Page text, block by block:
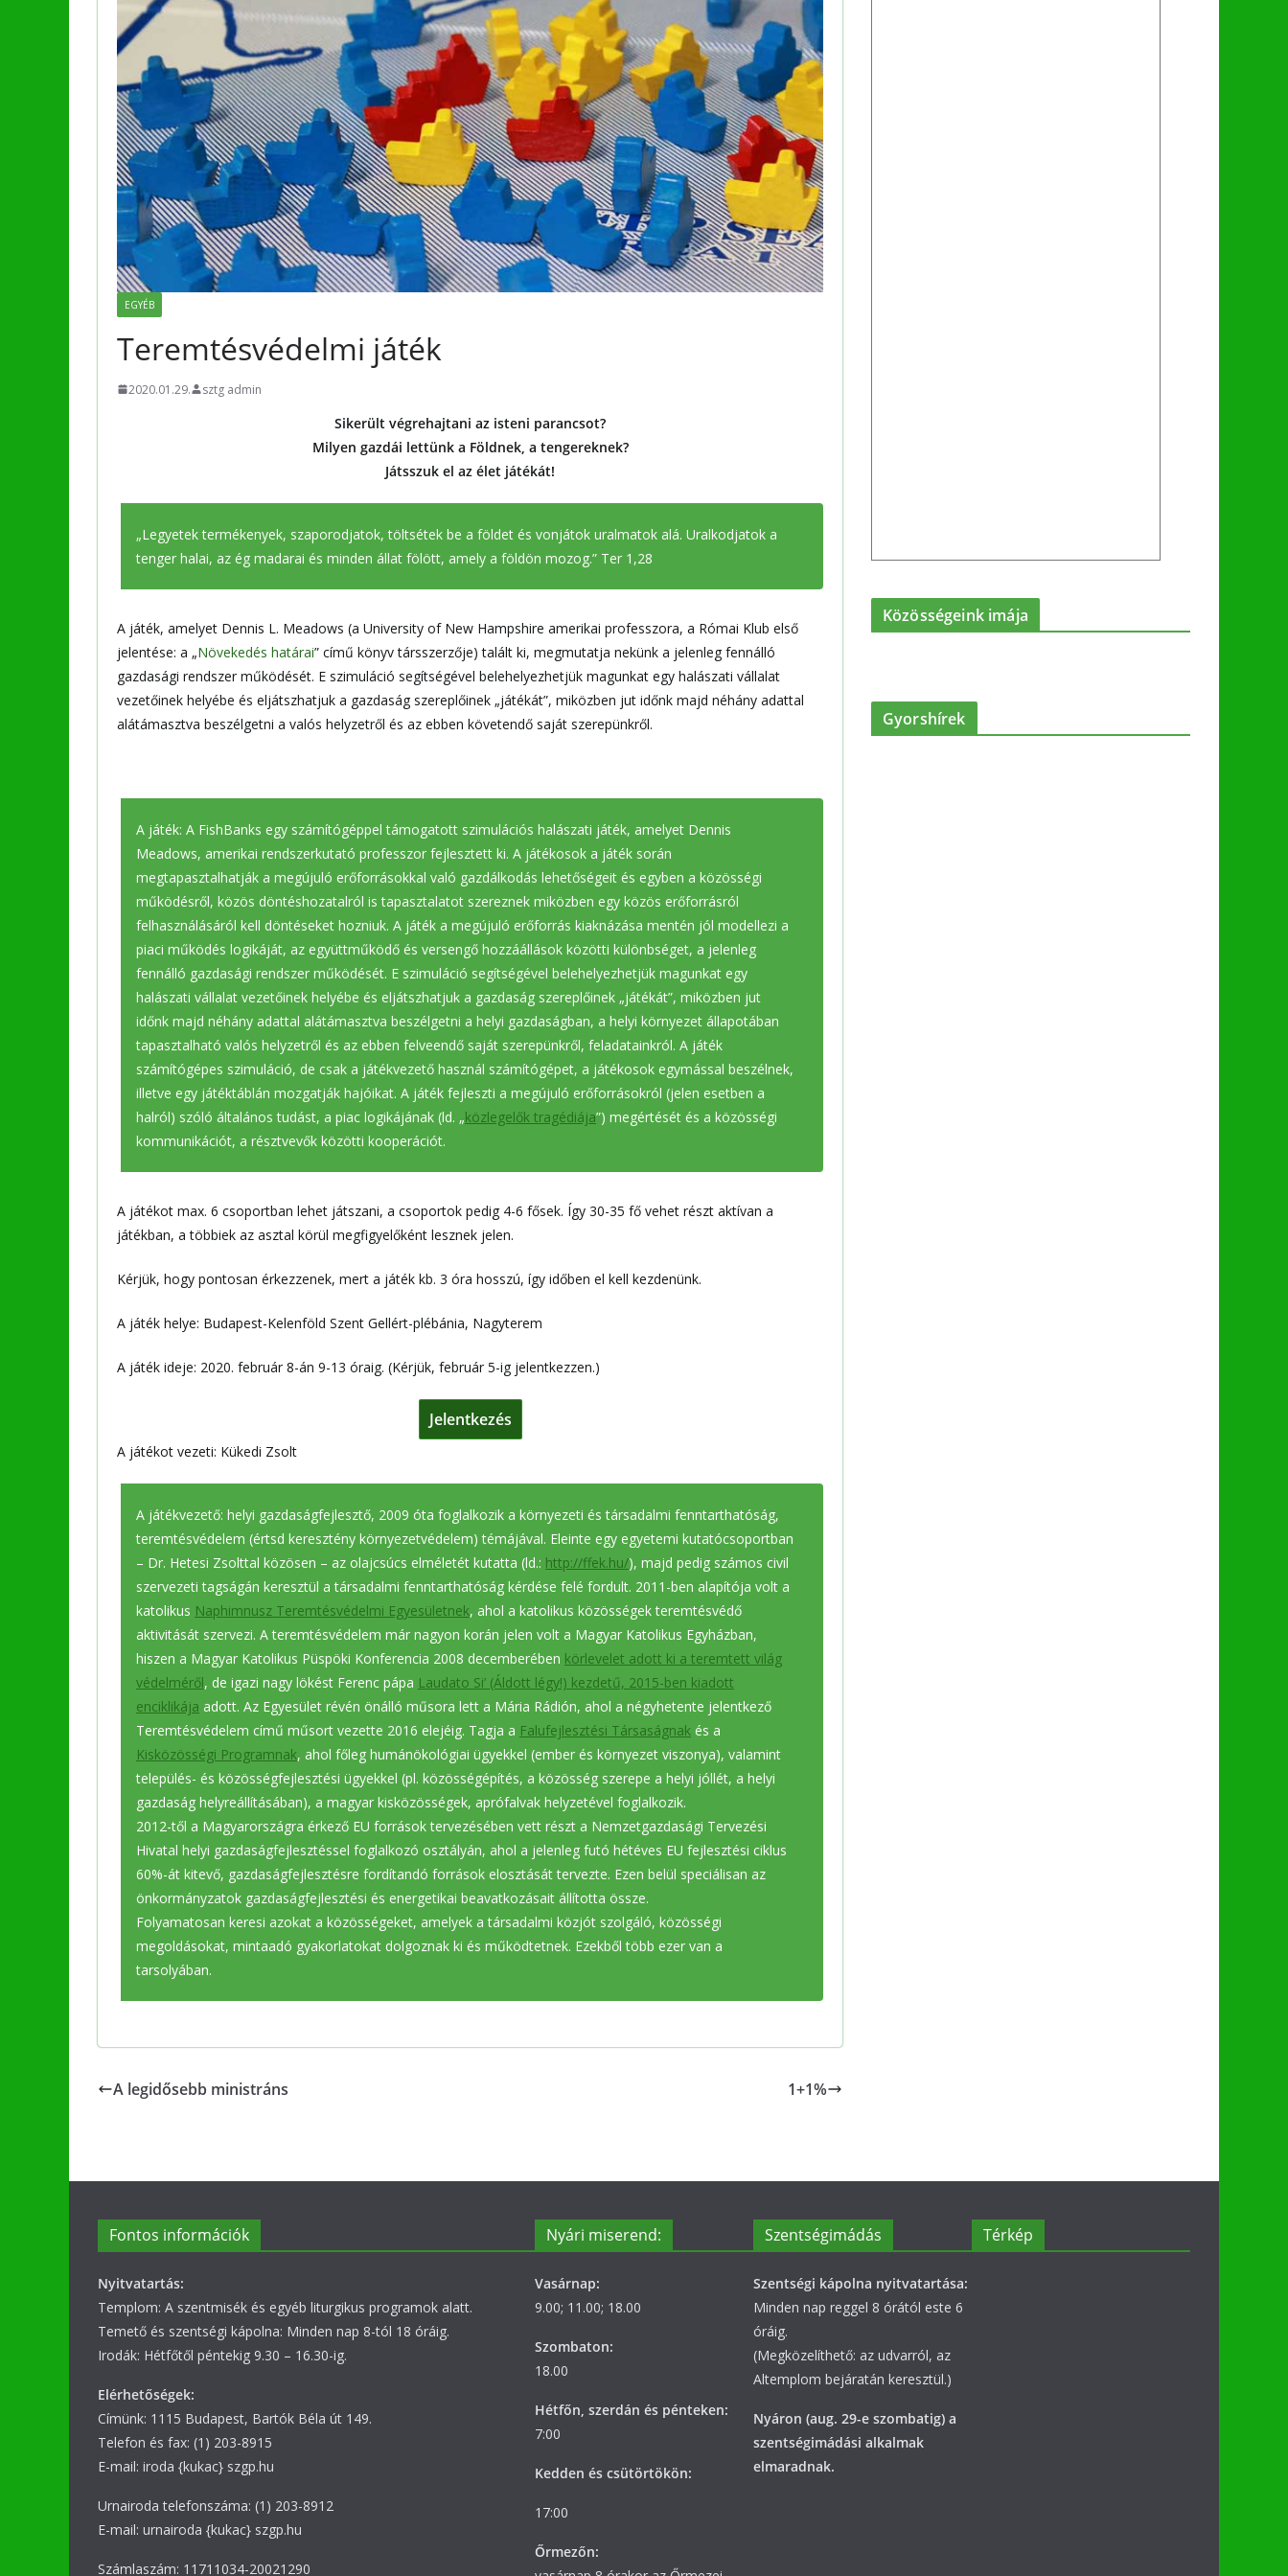
EGYÉB
Teremtésvédelmi játék
2020.01.29. sztg admin
Sikerült végrehajtani az isteni parancsot?
Milyen gazdái lettünk a Földnek, a tengereknek?
Játsszuk el az élet játékát!
„Legyetek termékenyek, szaporodjatok, töltsétek be a földet és vonjátok uralmatok alá. Uralkodjatok a
tenger halai, az ég madarai és minden állat fölött, amely a földön mozog.” Ter 1,28
A játék, amelyet Dennis L. Meadows (a University of New Hampshire amerikai professzora, a Római Klub első
jelentése: a „Növekedés határai” című könyv társszerzője) talált ki, megmutatja nekünk a jelenleg fennálló
gazdasági rendszer működését. E szimuláció segítségével belehelyezhetjük magunkat egy halászati vállalat
vezetőinek helyébe és eljátszhatjuk a gazdaság szereplőinek „játékát”, miközben jut időnk majd néhány adattal
alátámasztva beszélgetni a valós helyzetről és az ebben követendő saját szerepünkről.
A játék: A FishBanks egy számítógéppel támogatott szimulációs halászati játék, amelyet Dennis
Meadows, amerikai rendszerkutató professzor fejlesztett ki. A játékosok a játék során
megtapasztalhatják a megújuló erőforrásokkal való gazdálkodás lehetőségeit és egyben a közösségi
működésről, közös döntéshozatalról is tapasztalatot szereznek miközben egy közös erőforrásról
felhasználásáról kell döntéseket hozniuk. A játék a megújuló erőforrás kiaknázása mentén jól modellezi a
piaci működés logikáját, az együttműködő és versengő hozzáállások közötti különbséget, a jelenleg
fennálló gazdasági rendszer működését. E szimuláció segítségével belehelyezhetjük magunkat egy
halászati vállalat vezetőinek helyébe és eljátszhatjuk a gazdaság szereplőinek „játékát”, miközben jut
időnk majd néhány adattal alátámasztva beszélgetni a helyi gazdaságban, a helyi környezet állapotában
tapasztalható valós helyzetről és az ebben felveendő saját szerepünkről, feladatainkról. A játék
számítógépes szimuláció, de csak a játékvezető használ számítógépet, a játékosok egymással beszélnek,
illetve egy játéktáblán mozgatják hajóikat. A játék fejleszti a megújuló erőforrásokról (jelen esetben a
halról) szóló általános tudást, a piac logikájának (ld. „közlegelők tragédiája”) megértését és a közösségi
kommunikációt, a résztvevők közötti kooperációt.
A játékot max. 6 csoportban lehet játszani, a csoportok pedig 4-6 fősek. Így 30-35 fő vehet részt aktívan a
játékban, a többiek az asztal körül megfigyelőként lesznek jelen.
Kérjük, hogy pontosan érkezzenek, mert a játék kb. 3 óra hosszú, így időben el kell kezdenünk.
A játék helye: Budapest-Kelenföld Szent Gellért-plébánia, Nagyterem
A játék ideje: 2020. február 8-án 9-13 óraig. (Kérjük, február 5-ig jelentkezzen.)
Jelentkezés
A játékot vezeti: Kükedi Zsolt
A játékvezető: helyi gazdaságfejlesztő, 2009 óta foglalkozik a környezeti és társadalmi fenntarthatóság,
teremtésvédelem (értsd keresztény környezetvédelem) témájával. Eleinte egy egyetemi kutatócsoportban
– Dr. Hetesi Zsolttal közösen – az olajcsúcs elméletét kutatta (ld.: http://ffek.hu/), majd pedig számos civil
szervezeti tagságán keresztül a társadalmi fenntarthatóság kérdése felé fordult. 2011-ben alapítója volt a
katolikus Naphimnusz Teremtésvédelmi Egyesületnek, ahol a katolikus közösségek teremtésvédő
aktivitását szervezi. A teremtésvédelem már nagyon korán jelen volt a Magyar Katolikus Egyházban,
hiszen a Magyar Katolikus Püspöki Konferencia 2008 decemberében körlevelet adott ki a teremtett világ
védelméről, de igazi nagy lökést Ferenc pápa Laudato Si’ (Áldott légy!) kezdetű, 2015-ben kiadott
enciklikája adott. Az Egyesület révén önálló műsora lett a Mária Rádión, ahol a négyhetente jelentkező
Teremtésvédelem című műsort vezette 2016 elejéig. Tagja a Falufejlesztési Társaságnak és a
Kisközösségi Programnak, ahol főleg humánökológiai ügyekkel (ember és környezet viszonya), valamint
település- és közösségfejlesztési ügyekkel (pl. közösségépítés, a közösség szerepe a helyi jóllét, a helyi
gazdaság helyreállításában), a magyar kisközösségek, aprófalvak helyzetével foglalkozik.
2012-től a Magyarországra érkező EU források tervezésében vett részt a Nemzetgazdasági Tervezési
Hivatal helyi gazdaságfejlesztéssel foglalkozó osztályán, ahol a jelenleg futó hétéves EU fejlesztési ciklus
60%-át kitevő, gazdaságfejlesztésre fordítandó források elosztását tervezte. Ezen belül speciálisan az
önkormányzatok gazdaságfejlesztési és energetikai beavatkozásait állította össze.
Folyamatosan keresi azokat a közösségeket, amelyek a társadalmi közjót szolgáló, közösségi
megoldásokat, mintaadó gyakorlatokat dolgoznak ki és működtetnek. Ezekből több ezer van a
tarsolyában.
A legidősebb ministráns 1+1%
Közösségeink imája
Gyorshírek
Fontos információk
Nyitvatartás:
Templom: A szentmisék és egyéb liturgikus programok alatt.
Temető és szentségi kápolna: Minden nap 8-tól 18 óráig.
Irodák: Hétfőtől péntekig 9.30 – 16.30-ig.
Elérhetőségek:
Címünk: 1115 Budapest, Bartók Béla út 149.
Telefon és fax: (1) 203-8915
E-mail: iroda {kukac} szgp.hu
Urnairoda telefonszáma: (1) 203-8912
E-mail: urnairoda {kukac} szgp.hu
Számlaszám: 11711034-20021290
Nyári miserend:
Vasárnap:
9.00; 11.00; 18.00
Szombaton:
18.00
Hétfőn, szerdán és pénteken:
7:00
Kedden és csütörtökön:
17:00
Őrmezőn:
Szentségimádás
Szentségi kápolna nyitvatartása:
Minden nap reggel 8 órától este 6
óráig.
(Megközelíthető: az udvarról, az
Altemplom bejáratán keresztül.)
Nyáron (aug. 29-e szombatig) a
szentségimádási alkalmak
elmaradnak.
Térkép